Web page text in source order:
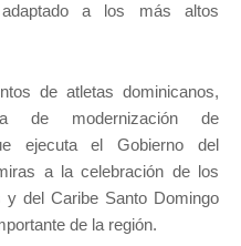
a los más altos
de atletas dominicanos,
de modernización de
ejecuta el Gobierno del
a la celebración de los
del Caribe Santo Domingo
de la región.